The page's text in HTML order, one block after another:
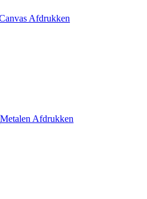
Afdrukken
Metalen Afdrukken